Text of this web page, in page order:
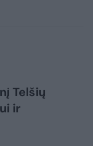
Telšių
ir